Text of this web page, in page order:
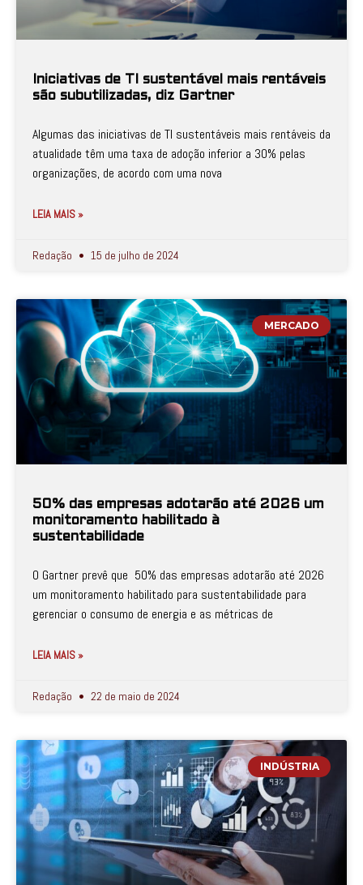
Iniciativas de TI sustentável mais rentáveis
são subutilizadas, diz Gartner
Algumas das iniciativas de TI sustentáveis mais rentáveis da
atualidade têm uma taxa de adoção inferior a 30% pelas
organizações, de acordo com uma nova
LEIA MAIS »
Redação 15 de julho de 2024
MERCADO
50% das empresas adotarão até 2026 um
monitoramento habilitado à
sustentabilidade
O Gartner prevê que 50% das empresas adotarão até 2026
um monitoramento habilitado para sustentabilidade para
gerenciar o consumo de energia e as métricas de
LEIA MAIS »
Redação 22 de maio de 2024
INDÚSTRIA